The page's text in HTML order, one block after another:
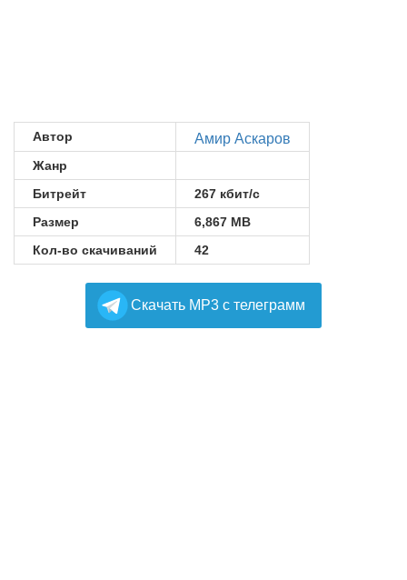
Автор Амир Аскаров
Жанр
Битрейт
267 кбит/с
Размер
6,867 MB
Кол-во скачиваний
42
Cкачать MP3 с телеграмм